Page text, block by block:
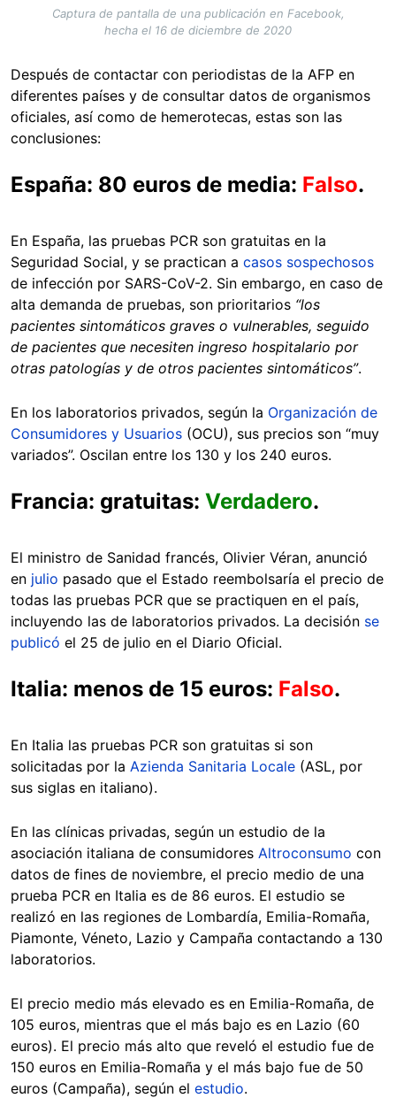
Captura de pantalla de una publicación en Facebook,
hecha el 16 de diciembre de 2020
Después de contactar con periodistas de la AFP en
diferentes países y de consultar datos de organismos
oficiales, así como de hemerotecas, estas son las
conclusiones:
España: 80 euros de media: Falso.
En España, las pruebas PCR son gratuitas en la
Seguridad Social, y se practican a casos sospechosos
de infección por SARS-CoV-2. Sin embargo, en caso de
alta demanda de pruebas, son prioritarios “los
pacientes sintomáticos graves o vulnerables, seguido
de pacientes que necesiten ingreso hospitalario por
otras patologías y de otros pacientes sintomáticos”.
En los laboratorios privados, según la Organización de
Consumidores y Usuarios (OCU), sus precios son “muy
variados”. Oscilan entre los 130 y los 240 euros.
Francia: gratuitas: Verdadero.
El ministro de Sanidad francés, Olivier Véran, anunció
en julio pasado que el Estado reembolsaría el precio de
todas las pruebas PCR que se practiquen en el país,
incluyendo las de laboratorios privados. La decisión se
publicó el 25 de julio en el Diario Oficial.
Italia: menos de 15 euros: Falso.
En Italia las pruebas PCR son gratuitas si son
solicitadas por la Azienda Sanitaria Locale (ASL, por
sus siglas en italiano).
En las clínicas privadas, según un estudio de la
asociación italiana de consumidores Altroconsumo con
datos de fines de noviembre, el precio medio de una
prueba PCR en Italia es de 86 euros. El estudio se
realizó en las regiones de Lombardía, Emilia-Romaña,
Piamonte, Véneto, Lazio y Campaña contactando a 130
laboratorios.
El precio medio más elevado es en Emilia-Romaña, de
105 euros, mientras que el más bajo es en Lazio (60
euros). El precio más alto que reveló el estudio fue de
150 euros en Emilia-Romaña y el más bajo fue de 50
euros (Campaña), según el estudio.